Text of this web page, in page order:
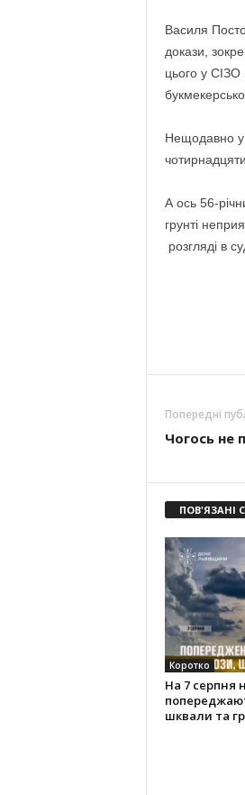
Василя
докази,
цього у СІЗО
Нещодавно у
А ось 56-
грунті
розгляді в
Попередні
Чогось не
ПОВ'ЯЗАНІ
Коротко
На 7 серпня
шквали та